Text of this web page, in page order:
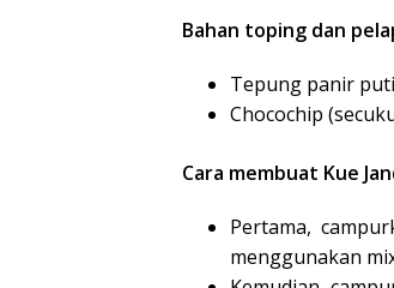
Bahan toping dan
Tepung panir
Chocochip
Cara membuat Kue
Pertama,
menggunakan